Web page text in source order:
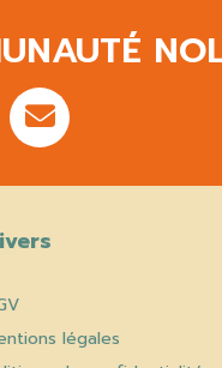
légales